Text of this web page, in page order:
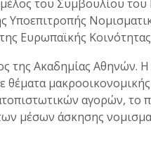
του Συμβουλίου
Υποεπιτροπής
Ευρωπαϊκής
της Ακαδημίας Αθηνών.
θέματα
αγορών,
μέσων άσκησης